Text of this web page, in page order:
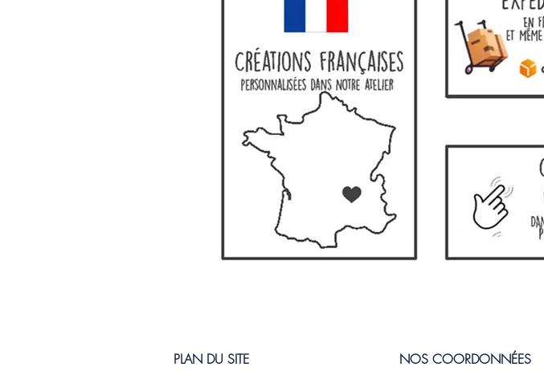
PLAN DU SITE NOS COORDONNÉES